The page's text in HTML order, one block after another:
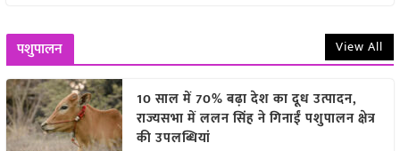
पशुपालन View All
10 साल में 70% बढ़ा देश का दूध उत्पादन,
राज्यसभा में ललन सिंह ने गिनाईं पशुपालन क्षेत्र
की उपलब्धियां